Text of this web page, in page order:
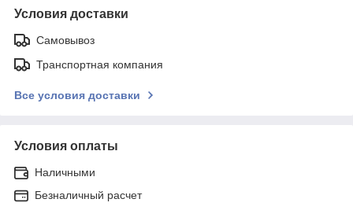
Условия доставки
Самовывоз
Транспортная компания
Все условия доставки
Условия оплаты
Наличными
Безналичный расчет